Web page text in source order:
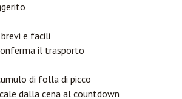
e facili
il trasporto
di folla di picco
dalla cena al countdown